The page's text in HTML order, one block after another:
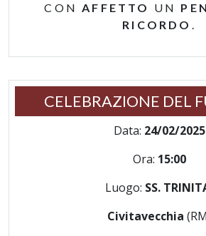
CONAFFETTO UN
RICORDO .
CELEBRAZIONE DEL
Data: 24/02/2025
Ora: 15:00
Luogo: SS.
Civitavecchia